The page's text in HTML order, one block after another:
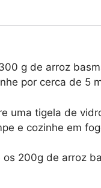
g de arroz
por cerca de 5
uma tigela de
e cozinhe em
os 200g de arroz